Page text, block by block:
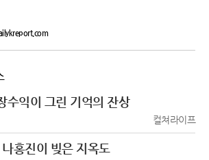
수익이 그린 기억의 잔상
컬쳐라이프
홍진이 빚은 지옥도